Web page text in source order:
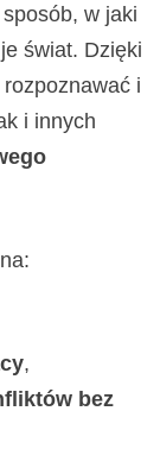
w jaki
świat. Dzięki
i
i innych
,
bez